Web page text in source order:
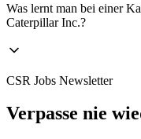
Was lernt man bei einer
Caterpillar Inc.?
CSR Jobs Newsletter
Verpasse nie